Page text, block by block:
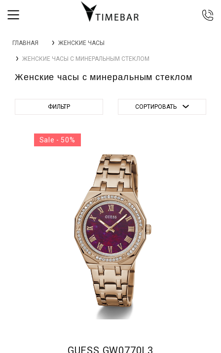
044 392 44 45
067 344 14 44 (viber)
0 800 305 805
ГЛАВНАЯ ЖЕНСКИЕ ЧАСЫ
ЖЕНСКИЕ ЧАСЫ С МИНЕРАЛЬНЫМ СТЕКЛОМ
Женские часы с минеральным стеклом
ФИЛЬТР СОРТИРОВАТЬ
Sale - 50%